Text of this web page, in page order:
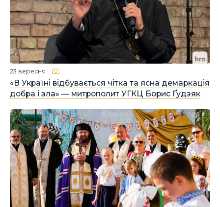
«В Україні відбувається чітка та ясна демаркація
добра і зла» — митрополит УГКЦ Борис Ґудзяк
23 вересня